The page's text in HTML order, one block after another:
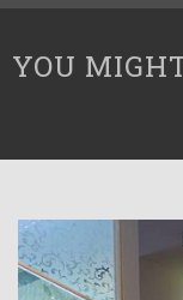
YOU